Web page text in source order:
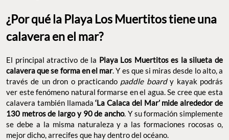
¿Por qué la Playa Los Muertitos tiene una
calavera en el mar?
El principal atractivo de la Playa Los Muertitos es la silueta de
calavera que se forma en el mar. Y es que si miras desde lo alto, a
través de un dron o practicando paddle boardy kayak podrás
ver este fenómeno natural formarse en el agua. Se cree que esta
calavera también llamada ‘La Calaca del Mar’ mide alrededor de
130 metros de largo y 90 de ancho. Y su formación simplemente
se debe a la misma naturaleza y a las formaciones rocosas o,
mejor dicho, arrecifes que hay dentro del océano.